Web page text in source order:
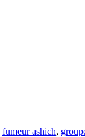
fumeur ashich,